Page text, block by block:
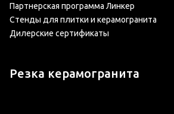
Партнерская программа Линкер
Стенды для плитки и керамогранита
Дилерские сертификаты
Резка керамогранита